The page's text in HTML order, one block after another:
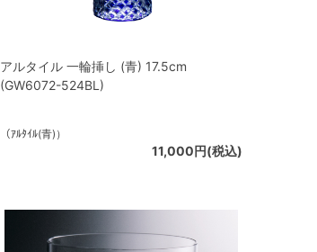
アルタイル 一輪挿し (青) 17.5cm
(GW6072-524BL)
（ｱﾙﾀｲﾙ(青)）
11,000円(税込)